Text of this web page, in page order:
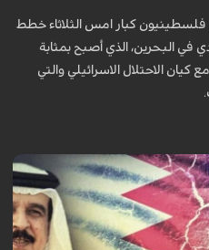
كبار امس الثلاثاء خطط
في البحرين، الذي أصبح بمثابة
الاحتلال الاسرائيلي والتي